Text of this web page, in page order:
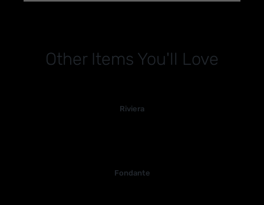
Other Items You'll Love
Riviera
Fondante